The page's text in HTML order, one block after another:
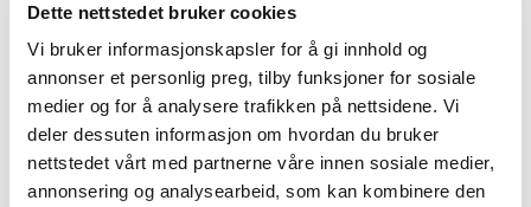
Dette nettstedet bruker cookies
Vi bruker informasjonskapsler for å gi innhold og
annonser et personlig preg, tilby funksjoner for sosiale
medier og for å analysere trafikken på nettsidene. Vi
deler dessuten informasjon om hvordan du bruker
nettstedet vårt med partnerne våre innen sosiale medier,
annonsering og analysearbeid, som kan kombinere den
Men uansett om sukkertareskogene er både artsrike og
smakfulle: De siste årene er de blitt borte fra store deler
av kysten av sør-Norge, og klimaendringene er en stor
del av forklaringen.